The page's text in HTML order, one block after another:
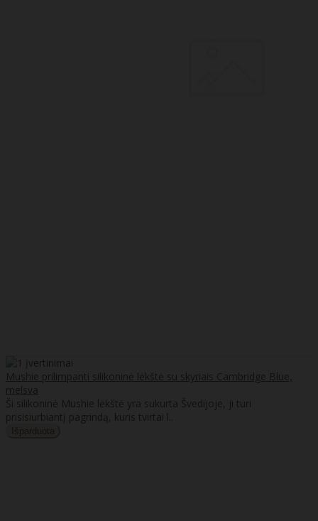
Mushie prilimpanti silikoninė lėkštė su skyriais Cambridge Blue,
melsva
Ši silikoninė Mushie lėkštė yra sukurta Švedijoje, ji turi
prisisiurbiantį pagrindą, kuris tvirtai l..